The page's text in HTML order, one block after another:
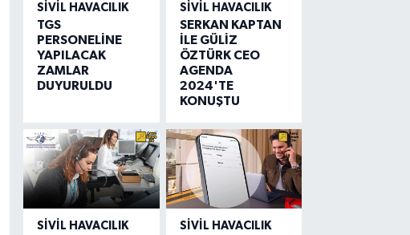
SIVIL HAVACILIK
TGS
PERSONELİNE
YAPILACAK
ZAMLAR
DUYURULDU
SIVIL HAVACILIK
SERKAN KAPTAN
İLE GÜLİZ
ÖZTÜRK CEO
AGENDA
2024'TE
KONUŞTU
SIVIL HAVACILIK SIVIL HAVACILIK